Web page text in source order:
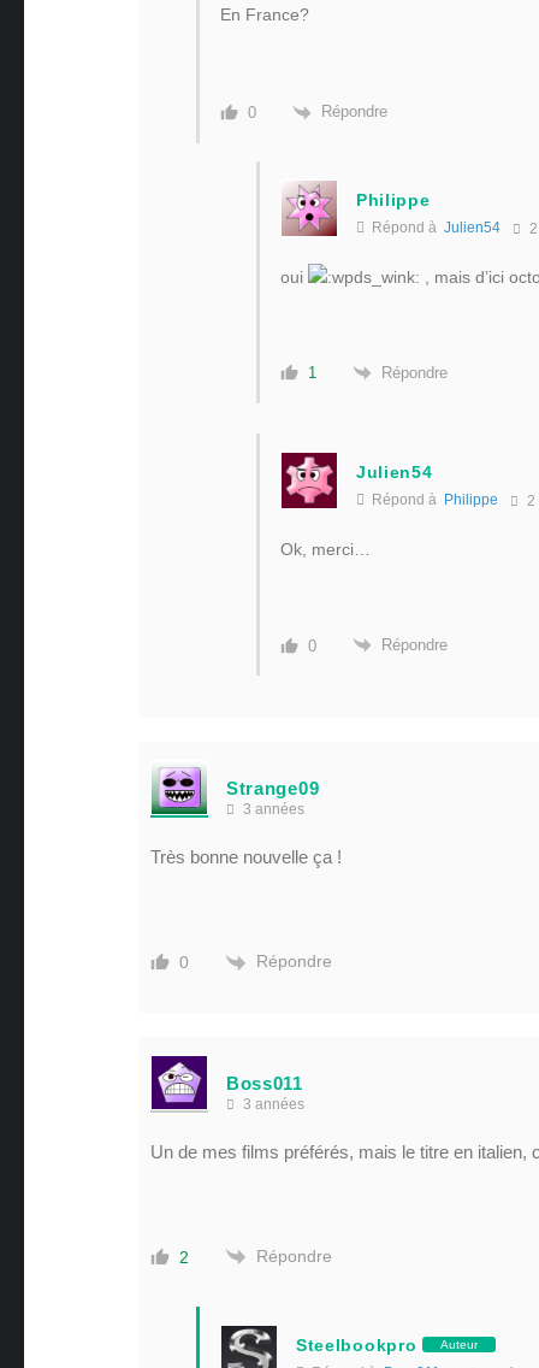
En France?
0 Répondre
Philippe
Répond à Julien54
oui , mais d’ici
1 Répondre
Julien54
Répond à Philippe 2
Ok, merci…
0 Répondre
Strange09
3 années
Très bonne nouvelle ça !
0 Répondre
Boss011
3 années
Un de mes films préférés, mais le titre en italien,
2 Répondre
Steelbookpro Auteur